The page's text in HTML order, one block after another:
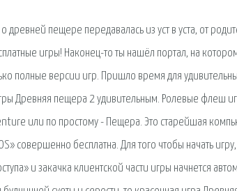
древней пещере передавалась из уст в уста, от
игры! Наконец-то ты нашёл портал, на
полные версии игр. Пришло время для
Древняя пещера 2 удивительным. Ролевые флеш
или по простому - Пещера. Это старейшая
совершенно бесплатна. Для того чтобы начать
и закачка клиентской части игры начнется